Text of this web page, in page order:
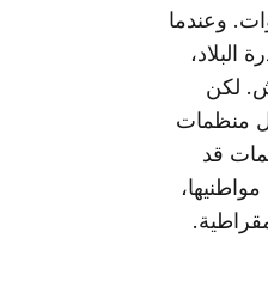
وعندما
لكن
منظمات
قد